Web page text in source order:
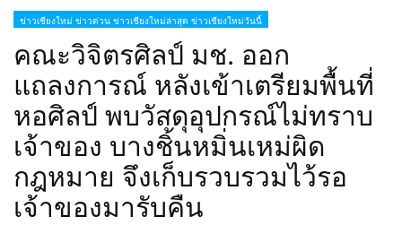
ข่าวเชียงใหม่ ข่าวด่วน ข่าวเชียงใหม่ล่าสุด ข่าวเชียงใหม่วันนี้
คณะวิจิตรศิลป์ มช. ออก
แถลงการณ์ หลังเข้าเตรียมพื้นที่
หอศิลป์ พบวัสดุอุปกรณ์ไม่ทราบ
เจ้าของ บางชิ้นหมิ่นเหม่ผิด
กฎหมาย จึงเก็บรวบรวมไว้รอ
เจ้าของมารับคืน